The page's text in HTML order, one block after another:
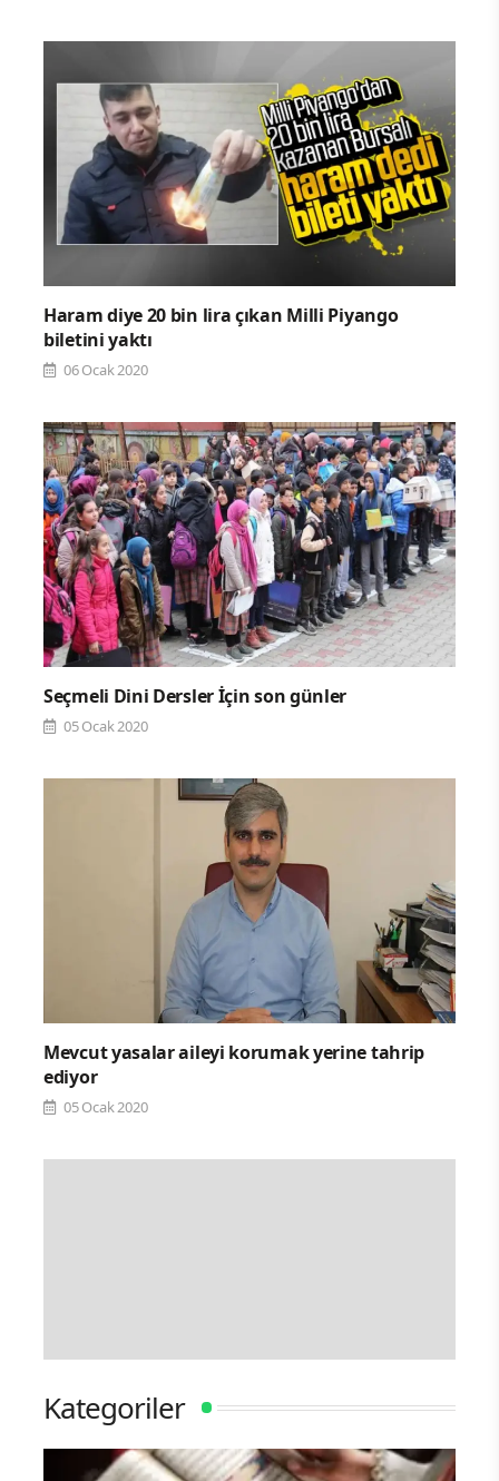
Haram diye 20 bin lira çıkan Milli Piyango
biletini yaktı
06 Ocak 2020
Seçmeli Dini Dersler İçin son günler
05 Ocak 2020
Mevcut yasalar aileyi korumak yerine tahrip
ediyor
05 Ocak 2020
Kategoriler